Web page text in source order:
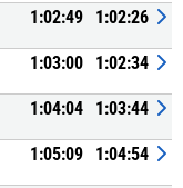
1:02:49 1:02:26
1:03:00 1:02:34
1:04:04 1:03:44
1:05:09 1:04:54